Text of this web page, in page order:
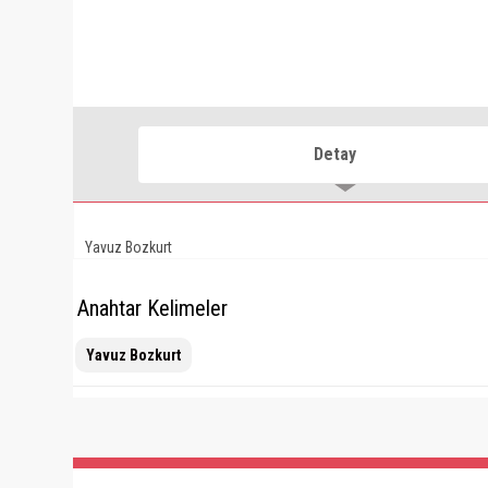
Detay
Yavuz Bozkurt
Anahtar Kelimeler
Yavuz Bozkurt